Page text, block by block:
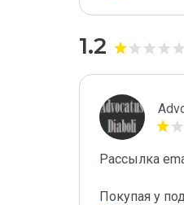
1.2
Рассылка
Покупая у